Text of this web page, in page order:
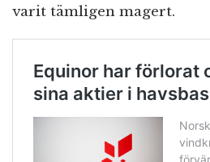
varit tämligen magert.